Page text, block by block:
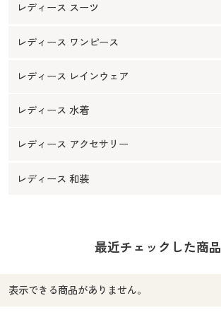
レディース スーツ
レディース ワンピース
レディース レインウェア
レディース 水着
レディース アクセサリー
レディース 和装
最近チェックした商品
表示できる商品がありません。